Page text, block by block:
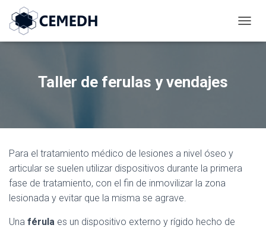
A
Taller de ferulas y vendajes
Para el tratamiento médico de lesiones a nivel óseo y
articular se suelen utilizar dispositivos durante la primera
fase de tratamiento, con el fin de inmovilizar la zona
lesionada y evitar que la misma se agrave.
Una férula es un dispositivo externo y rígido hecho de